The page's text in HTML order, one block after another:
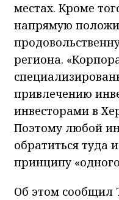
местах. Кроме
напрямую
региона.
привлечению
инвесторами в
Поэтому любой
обратиться туда
принципу
Об этом сообщил